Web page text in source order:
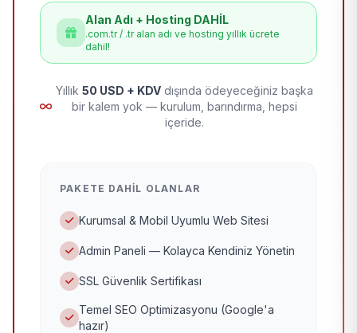
Alan Adı + Hosting DAHİL
.com.tr / .tr alan adı ve hosting yıllık ücrete
dahil!
Yıllık 50 USD + KDV dışında ödeyeceğiniz başka
bir kalem yok — kurulum, barındırma, hepsi
içeride.
PAKETE DAHIL OLANLAR
Kurumsal & Mobil Uyumlu Web Sitesi
Admin Paneli — Kolayca Kendiniz Yönetin
SSL Güvenlik Sertifikası
Temel SEO Optimizasyonu (Google'a
hazır)